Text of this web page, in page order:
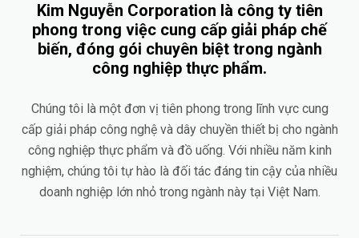
Kim Nguyễn Corporation là công ty tiên
phong trong việc cung cấp giải pháp chế
biến, đóng gói chuyên biệt trong ngành
công nghiệp thực phẩm.
Chúng tôi là một đơn vị tiên phong trong lĩnh vực cung
cấp giải pháp công nghệ và dây chuyền thiết bị cho ngành
công nghiệp thực phẩm và đồ uống. Với nhiều năm kinh
nghiệm, chúng tôi tự hào là đối tác đáng tin cậy của nhiều
doanh nghiệp lớn nhỏ trong ngành này tại Việt Nam.